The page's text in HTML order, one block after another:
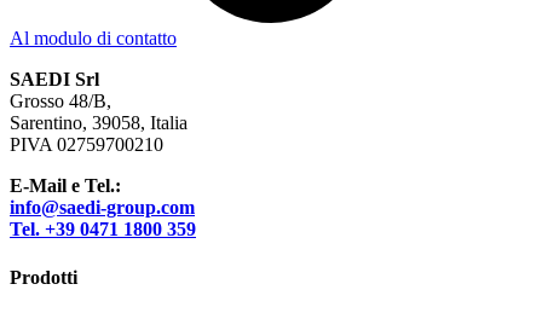
Al modulo di contatto
SAEDI Srl
Grosso 48/B,
Sarentino, 39058, Italia
PIVA 02759700210
E-Mail e Tel.:
info@saedi-group.com
Tel. +39 0471 1800 359
Prodotti